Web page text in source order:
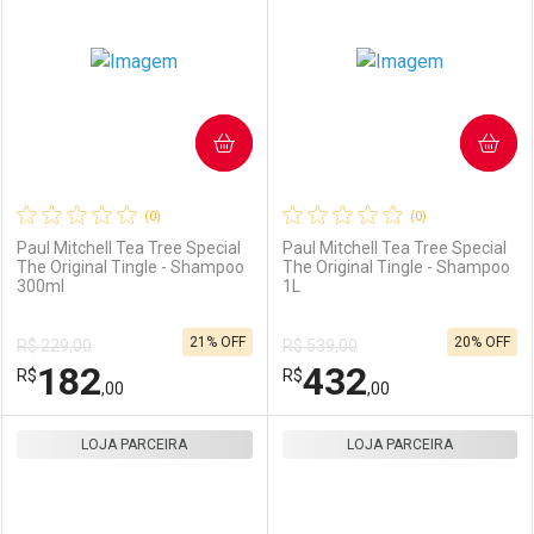
(0)
Paul Mitchell Tea Tree Special
The Original Tingle - Shampoo
300ml
R$ 229,00
R$182,00
21% OFF
COMPRAR
(0)
Paul Mitchell Tea Tree Special
The Original Tingle - Shampoo
1L
R$ 539,00
R$432,00
20% OFF
COMPRAR
LOJA PARCEIRA LOJA PARCEIRA